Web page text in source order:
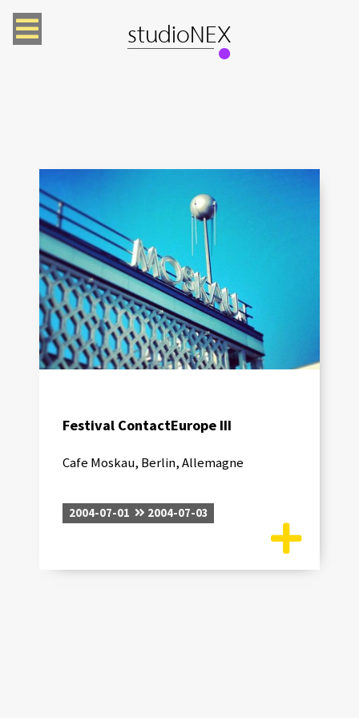
studioNEX
Festival ContactEurope III
Cafe Moskau, Berlin, Allemagne
2004-07-01 2004-07-03